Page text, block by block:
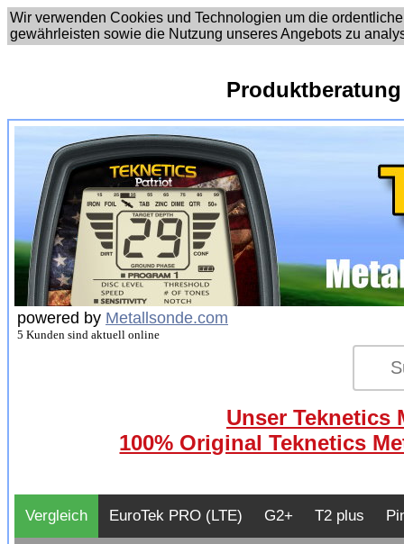
Wir verwenden Cookies und Technologien um die
gewährleisten sowie die Nutzung unseres Angebots zu
powered by Metallsonde.com
5 Kunden sind aktuell online
Unser Teknetics
100% Original Teknetics
Vergleich EuroTek PRO (LTE) G2+ T2 plus